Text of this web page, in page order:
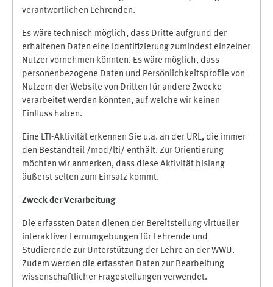
verantwortlichen Lehrenden.
Es wäre technisch möglich, dass Dritte aufgrund der
erhaltenen Daten eine Identifizierung zumindest einzelner
Nutzer vornehmen könnten. Es wäre möglich, dass
personenbezogene Daten und Persönlichkeitsprofile von
Nutzern der Website von Dritten für andere Zwecke
verarbeitet werden könnten, auf welche wir keinen
Einfluss haben.
Eine LTI-Aktivität erkennen Sie u.a. an der URL, die immer
den Bestandteil /mod/lti/ enthält. Zur Orientierung
möchten wir anmerken, dass diese Aktivität bislang
äußerst selten zum Einsatz kommt.
Zweck der Verarbeitung
Die erfassten Daten dienen der Bereitstellung virtueller
interaktiver Lernumgebungen für Lehrende und
Studierende zur Unterstützung der Lehre an der WWU.
Zudem werden die erfassten Daten zur Bearbeitung
wissenschaftlicher Fragestellungen verwendet.